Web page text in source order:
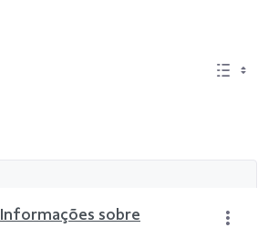
Informações sobre